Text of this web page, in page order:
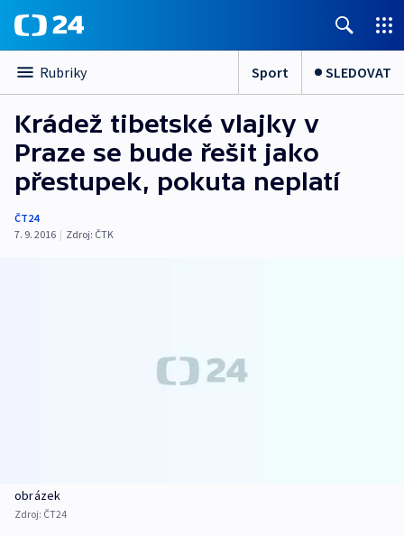
Rubriky Sport SLEDOVAT
Krádež tibetské vlajky v
Praze se bude řešit jako
přestupek, pokuta neplatí
ČT24
7. 9. 2016 | Zdroj: ČTK
obrázek
Zdroj: ČT24